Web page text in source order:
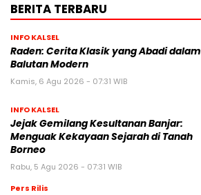
BERITA TERBARU
INFO KALSEL
Raden: Cerita Klasik yang Abadi dalam
Balutan Modern
Kamis, 6 Agu 2026 - 07:31 WIB
INFO KALSEL
Jejak Gemilang Kesultanan Banjar:
Menguak Kekayaan Sejarah di Tanah
Borneo
Rabu, 5 Agu 2026 - 07:31 WIB
Pers Rilis